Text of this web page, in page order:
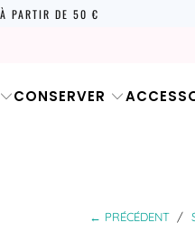
PARTIR DE 50 €
CONSERVER
← PRÉCÉDENT /